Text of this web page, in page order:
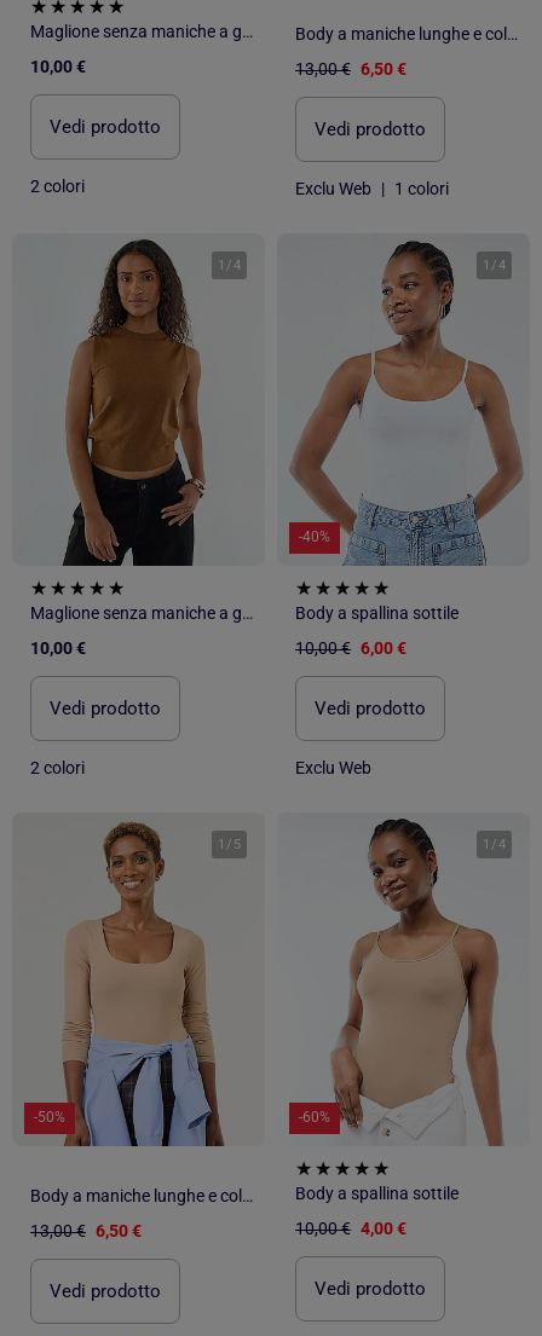
Maglione senza maniche a girocollo
10,00 €
Vedi prodotto
2 colori
Body a maniche lunghe e collo rotondo
13,00 € 6,50 €
Vedi prodotto
Exclu Web | 1 colori
1 /4
Maglione senza maniche a girocollo
10,00 €
Vedi prodotto
2 colori
1 /4
-40%
Body a spallina sottile
10,00 € 6,00 €
Vedi prodotto
Exclu Web
1 / 5
-50%
Body a maniche lunghe e collo rotondo
13,00 € 6,50 €
Vedi prodotto
1 /4
-60%
Body a spallina sottile
10,00 € 4,00 €
Vedi prodotto